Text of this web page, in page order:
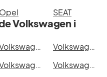
Opel SEAT
Volkswagen i
Volkswagen Amarok DoubleCab 2.8t i Helsingborg
Volkswagen Amarok DoubleCab 2.8t i Jönköping
Volkswagen Amarok DoubleCab 2.8t i Norrköping
Volkswagen Amarok DoubleCab 2.8t i Linköping